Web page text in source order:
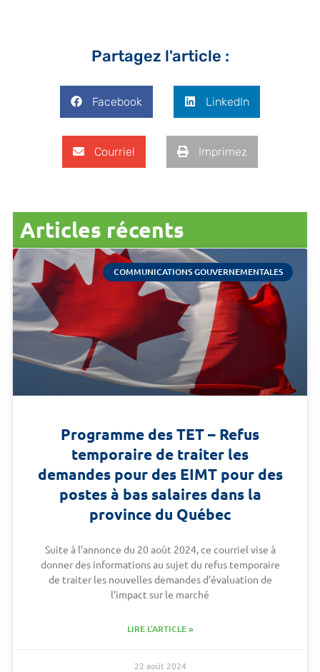
Partagez l'article :
Facebook LinkedIn
Courriel Imprimez
Articles récents
COMMUNICATIONS GOUVERNEMENTALES
Programme des TET – Refus
temporaire de traiter les
demandes pour des EIMT pour des
postes à bas salaires dans la
province du Québec
Suite à l’annonce du 20 août 2024, ce courriel vise à
donner des informations au sujet du refus temporaire
de traiter les nouvelles demandes d’évaluation de
l’impact sur le marché
LIRE L'ARTICLE »
22 août 2024